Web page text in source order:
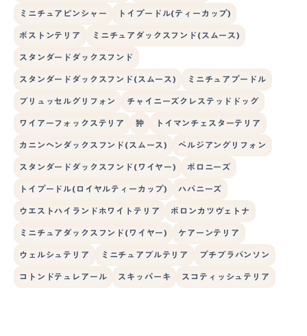
ミニチュアピンシャー トイプードル(ティーカップ)
ボストンテリア ミニチュアダックスフンド(スムース)
スタンダードダックスフンド
スタンダードダックスフンド(スムース) ミニチュアプードル
ブリュッセルグリフォン チャイニーズクレステッドドッグ
ワイアーフォックステリア 狆 トイマンチェスターテリア
カニンヘンダックスフンド(スムース) ベルジアングリフォン
スタンダードダックスフンド(ワイヤー) ボロニーズ
トイプードル(ロイヤルティーカップ) ハバニーズ
ウエストハイランドホワイトテリア ボロンカツヴェトナ
ミニチュアダックスフンド(ワイヤー) ケアーンテリア
ウェルシュテリア ミニチュアブルテリア プチブラバンソン
コトンドテュレアール スキッパーキ スコティッシュテリア